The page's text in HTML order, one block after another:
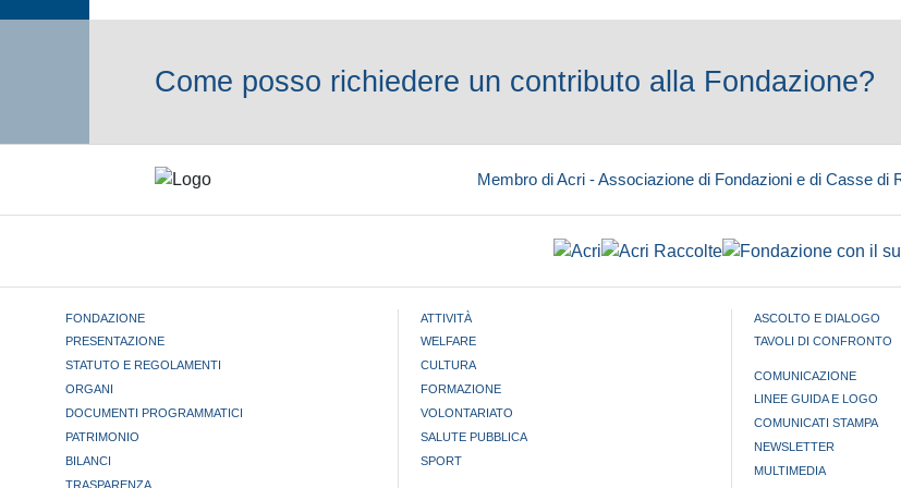
Come posso richiedere un contributo alla Fondazione?
Membro di Acri - Associazione di Fondazioni e di Casse
FONDAZIONE
PRESENTAZIONE
STATUTO E REGOLAMENTI
ORGANI
DOCUMENTI PROGRAMMATICI
PATRIMONIO
BILANCI
TRASPARENZA
ATTIVITÀ
WELFARE
CULTURA
FORMAZIONE
VOLONTARIATO
SALUTE PUBBLICA
SPORT
ASCOLTO E DIALOGO
TAVOLI DI CONFRONTO
COMUNICAZIONE
LINEE GUIDA E LOGO
COMUNICATI STAMPA
NEWSLETTER
MULTIMEDIA